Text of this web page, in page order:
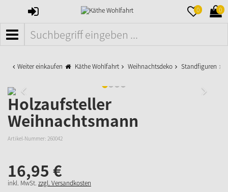
ANMELDEN 0 0
MENÜ
Weiter einkaufen Käthe Wohlfahrt Weihnachtsdeko Standfiguren
Holzaufsteller
Weihnachtsmann
Artikel-Nummer: 260042
16,95 €
inkl. MwSt. zzgl. Versandkosten